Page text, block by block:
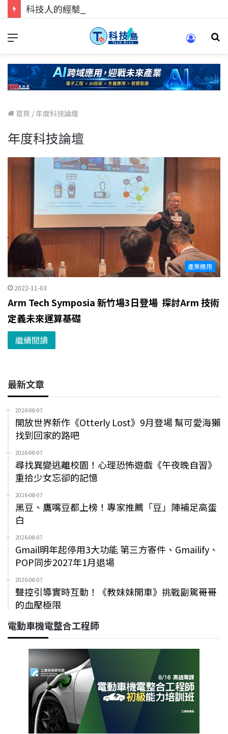
首頁 /年度科技論壇
年度科技論壇
產業應用
2022-11-03
Arm Tech Symposia 新竹場3日登場 探討Arm 技術
定義未來運算基礎
繼續閱讀
最新文章
2026-08-07
開放世界新作《Otterly Lost》9月登場 幫可愛海獺
找到回家的路吧
2026-08-07
尋找異變逃離校園！心理恐怖遊戲《午夜晚自習》
重拾少女忘卻的記憶
2026-08-07
黑豆、鷹嘴豆都上榜！專家推薦「豆」陣補足高蛋
白
2026-08-07
Gmail明年起停用3大功能 第三方寄件、Gmailify、
POP同步2027年1月退場
2026-08-07
聲控引導實時互動！《教妹妹開車》挑戰副駕哥哥
的血壓極限
電動車機電整合工程師